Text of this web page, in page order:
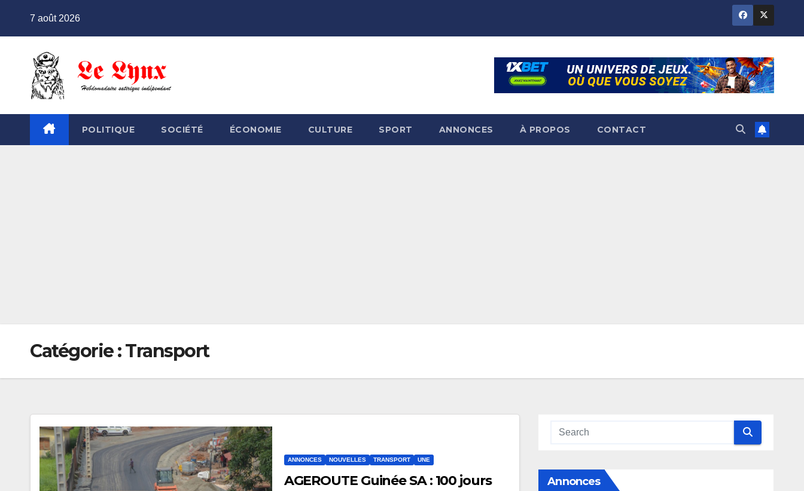
7 août 2026
POLITIQUE SOCIÉTÉ ÉCONOMIE CULTURE SPORT ANNONCES À PROPOS CONTACT
Catégorie :Transport
ANNONCES NOUVELLES TRANSPORT UNE
AGEROUTE Guinée SA : 100 jours
Annonces